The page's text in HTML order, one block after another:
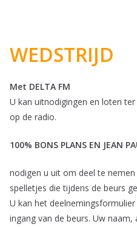
WEDSTRIJD
Met DELTA FM
U kan uitnodigingen en loten
op de radio.
100% BONS PLANS EN JEAN
nodigen u uit om deel te
spelletjes die tijdens de beurs
U kan het
ingang van de beurs. Uw